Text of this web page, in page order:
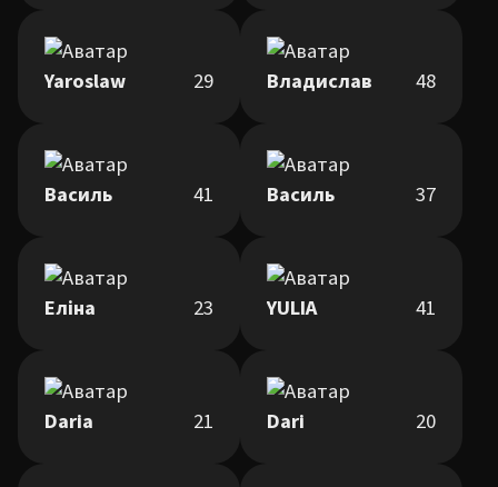
Yaroslaw 29 Владислав 48
Василь 41 Василь 37
Еліна 23 YULIA 41
Daria 21 Dari 20